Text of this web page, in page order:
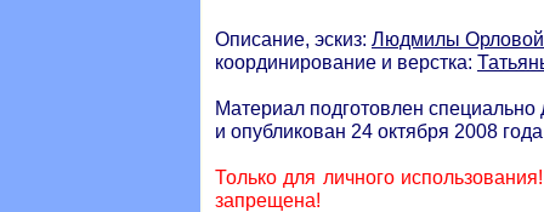
Описание, эскиз: Людмилы Орловой
координирование и верстка:
Материал подготовлен специально
и опубликован 24 октября 2008
Только для личного
запрещена!